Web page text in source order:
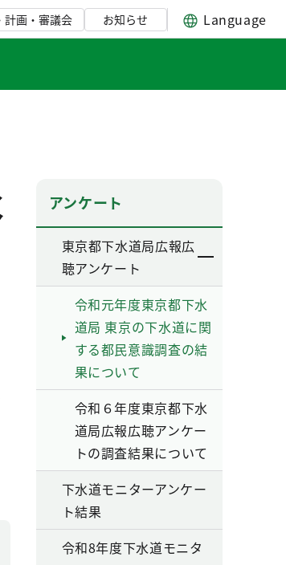
計画・審議会 お知らせ Language
アンケート
東京都下水道局広報広
聴アンケート
令和元年度東京都下水
道局 東京の下水道に関
する都民意識調査の結
果について
令和６年度東京都下水
道局広報広聴アンケー
トの調査結果について
下水道モニターアンケー
ト結果
令和8年度下水道モニタ